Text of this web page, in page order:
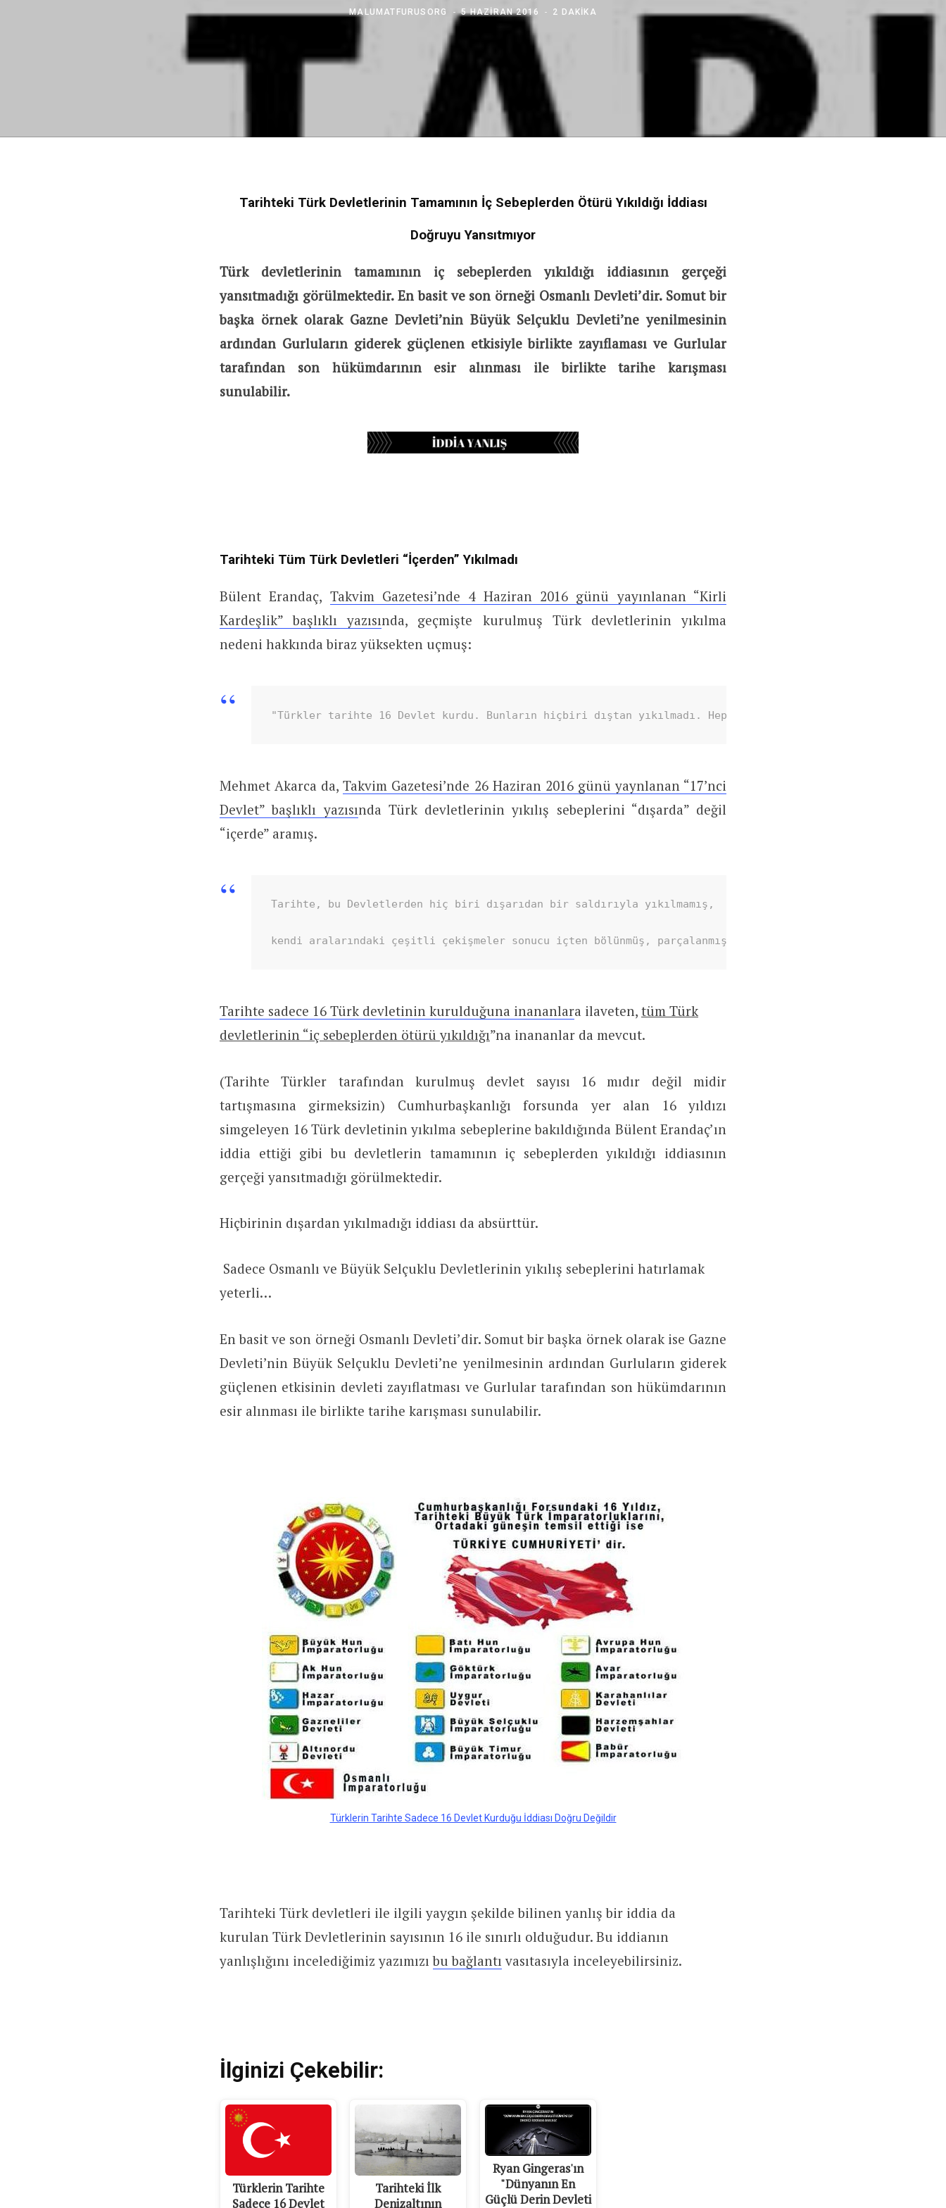
MALUMATFURUSORG 5 HAZIRAN 2016 2 DAKIKA
Tarihteki Türk Devletlerinin Tamamının İç Sebeplerden Ötürü Yıkıldığı İddiası
Doğruyu Yansıtmıyor
Türk devletlerinin tamamının iç sebeplerden yıkıldığı iddiasının gerçeği
yansıtmadığı görülmektedir. En basit ve son örneği Osmanlı Devleti’dir. Somut bir
başka örnek olarak Gazne Devleti’nin Büyük Selçuklu Devleti’ne yenilmesinin
ardından Gurluların giderek güçlenen etkisiyle birlikte zayıflaması ve Gurlular
tarafından son hükümdarının esir alınması ile birlikte tarihe karışması
sunulabilir.
Tarihteki Tüm Türk Devletleri “İçerden” Yıkılmadı
Bülent Erandaç, Takvim Gazetesi’nde 4 Haziran 2016 günü yayınlanan “Kirli
Kardeşlik” başlıklı yazısında, geçmişte kurulmuş Türk devletlerinin yıkılma
nedeni hakkında biraz yüksekten uçmuş:
"Türkler tarihte 16 Devlet kurdu. Bunların hiçbiri dıştan yıkılmadı. Hep içeriden yıkıldı."
Mehmet Akarca da,Takvim Gazetesi’nde 26 Haziran 2016 günü yaynlanan “17’nci
Devlet” başlıklı yazısında Türk devletlerinin yıkılış sebeplerini “dışarda” değil
“içerde” aramış.
Tarihte, bu Devletlerden hiç biri dışarıdan bir saldırıyla yıkılmamış,
kendi aralarındaki çeşitli çekişmeler sonucu içten bölünmüş, parçalanmıştır!..
Tarihte sadece 16 Türk devletinin kurulduğuna inananlara ilaveten, tüm Türk
devletlerinin “iç sebeplerden ötürü yıkıldığı”na inananlar da mevcut.
(Tarihte Türkler tarafından kurulmuş devlet sayısı 16 mıdır değil midir
tartışmasına girmeksizin) Cumhurbaşkanlığı forsunda yer alan 16 yıldızı
simgeleyen 16 Türk devletinin yıkılma sebeplerine bakıldığında Bülent Erandaç’ın
iddia ettiği gibi bu devletlerin tamamının iç sebeplerden yıkıldığı iddiasının
gerçeği yansıtmadığı görülmektedir.
Hiçbirinin dışardan yıkılmadığı iddiası da absürttür.
Sadece Osmanlı ve Büyük Selçuklu Devletlerinin yıkılış sebeplerini hatırlamak
yeterli…
En basit ve son örneği Osmanlı Devleti’dir. Somut bir başka örnek olarak ise Gazne
Devleti’nin Büyük Selçuklu Devleti’ne yenilmesinin ardından Gurluların giderek
güçlenen etkisinin devleti zayıflatması ve Gurlular tarafından son hükümdarının
esir alınması ile birlikte tarihe karışması sunulabilir.
Türklerin Tarihte Sadece 16 Devlet Kurduğu İddiası Doğru Değildir
Tarihteki Türk devletleri ile ilgili yaygın şekilde bilinen yanlış bir iddia da
kurulan Türk Devletlerinin sayısının 16 ile sınırlı olduğudur. Bu iddianın
yanlışlığını incelediğimiz yazımızıbu bağlantı vasıtasıyla inceleyebilirsiniz.
İlginizi Çekebilir:
Türklerin Tarihte
Sadece 16 Devlet
Tarihteki İlk
Denizaltının
Ryan Gingeras'ın
"Dünyanın En
Güçlü Derin Devleti